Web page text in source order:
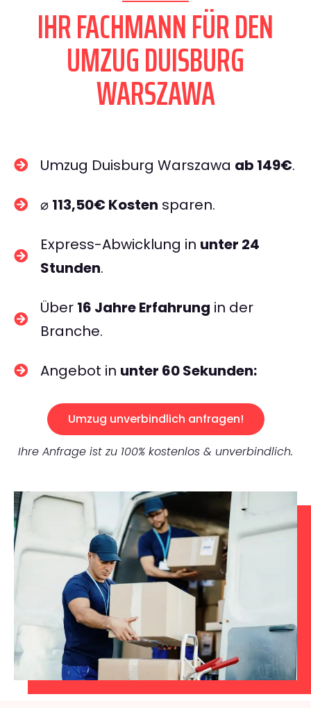
IHR FACHMANN FÜR DEN
UMZUG DUISBURG
WARSZAWA
Umzug Duisburg Warszawa ab 149€.
⌀ 113,50€ Kosten sparen.
Express-Abwicklung in unter 24
Stunden.
Über 16 Jahre Erfahrung in der
Branche.
Angebot in unter 60 Sekunden:
Umzug unverbindlich anfragen!
Ihre Anfrage ist zu 100% kostenlos & unverbindlich.